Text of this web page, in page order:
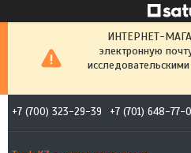
ИНТЕРНЕТ-
электронную
+7 (700) 323-29-39 +7 (701) 648-77-